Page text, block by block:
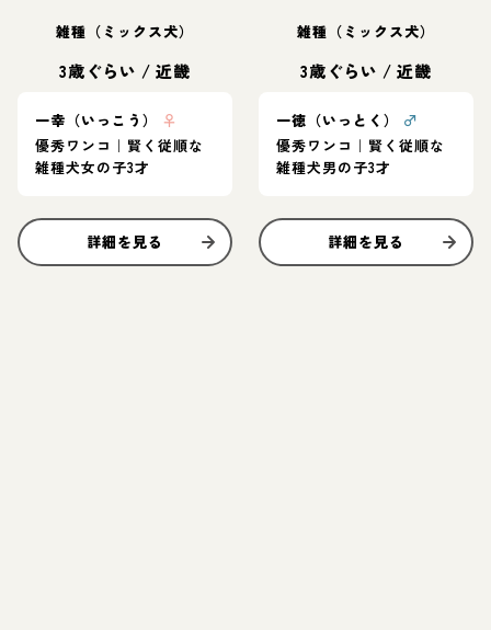
雑種（ミックス犬）
3歳ぐらい /近畿
一幸（いっこう）
♀
優秀ワンコ｜賢く従順な
雑種犬女の子3才
詳細を見る
雑種（ミックス犬）
3歳ぐらい /近畿
一徳（いっとく）
♂
優秀ワンコ｜賢く従順な
雑種犬男の子3才
詳細を見る